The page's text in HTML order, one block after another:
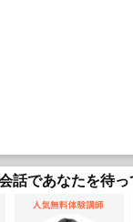
話であなたを待っ